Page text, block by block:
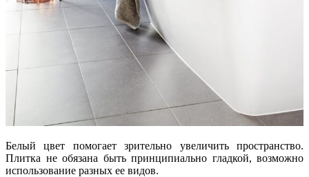
Белый цвет помогает зрительно увеличить пространство.
Плитка не обязана быть принципиально гладкой, возможно
использование разных ее видов.